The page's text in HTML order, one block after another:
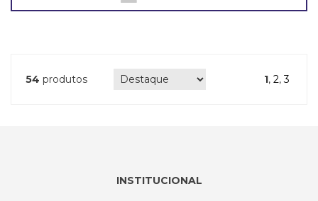
54 produtos 1,2,3
INSTITUCIONAL